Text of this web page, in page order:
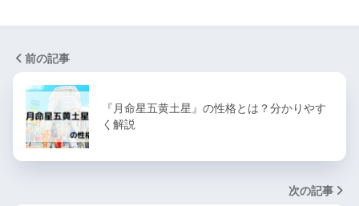
前の記事
『月命星五黄土星』の性格とは？分かりやす
く解説
次の記事